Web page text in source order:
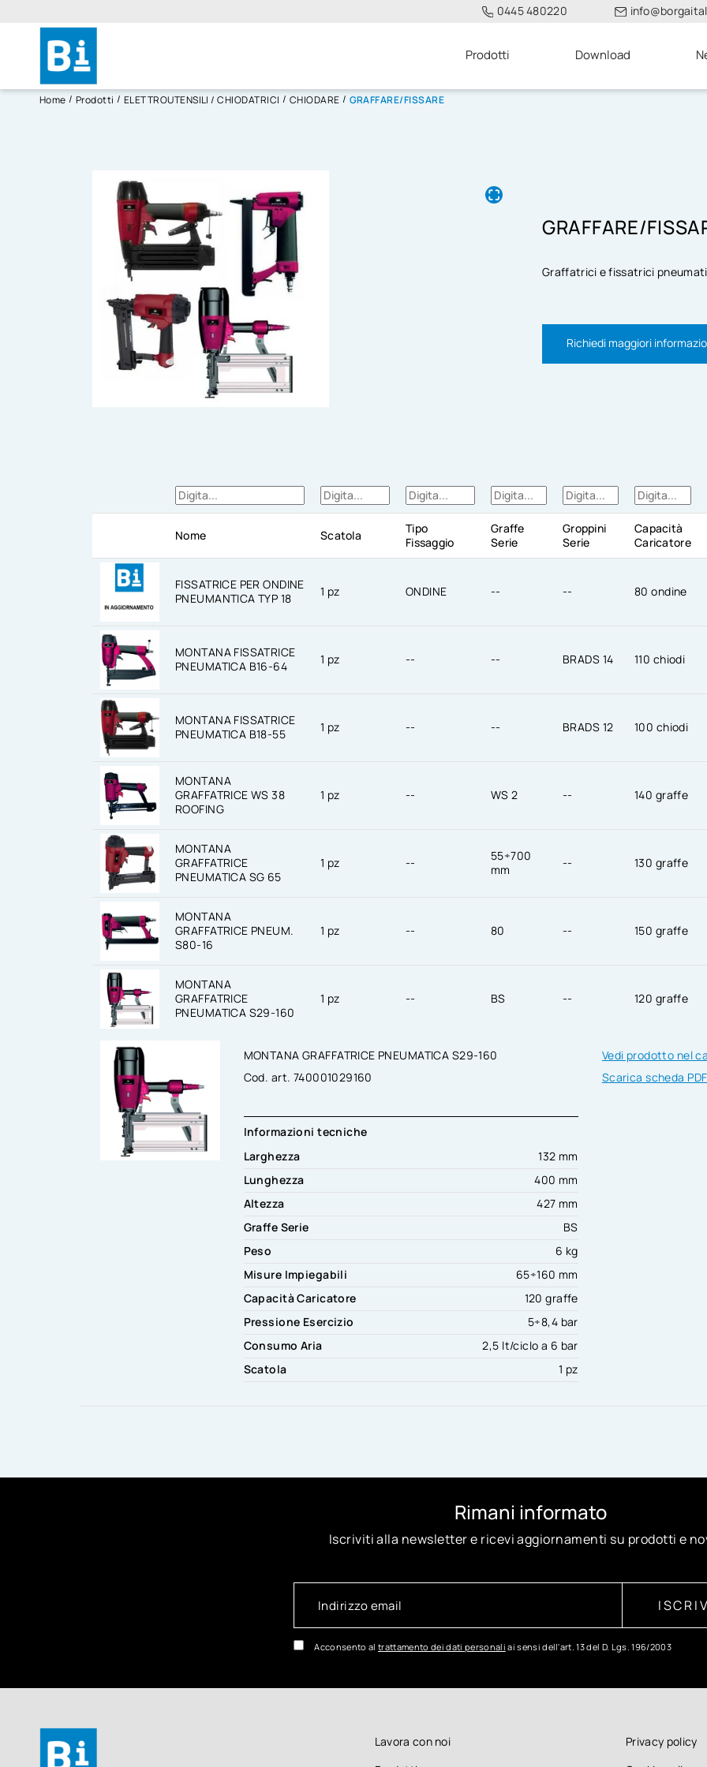
0445 480220
Prodotti Download
Home Prodotti ELETTROUTENSILI / CHIODATRICI CHIODARE GRAFFARE/FISSARE
GRAFFARE/
Graffatrici e fissatrici
Richiedi maggiori
Nome Scatola
Tipo
Fissaggio
Graffe
Serie
Groppini
Serie
Capacità
Caricatore
FISSATRICE PER ONDINE
PNEUMANTICA TYP 18
1 pz ONDINE -- -- 80 ondine
MONTANA FISSATRICE
PNEUMATICA B16-64
1 pz -- -- BRADS 14 110 chiodi
MONTANA FISSATRICE
PNEUMATICA B18-55
1 pz -- -- BRADS 12 100 chiodi
MONTANA
GRAFFATRICE WS 38
ROOFING
1 pz -- WS 2 -- 140 graffe
MONTANA
GRAFFATRICE
PNEUMATICA SG 65
1 pz --
55÷700
mm
-- 130 graffe
MONTANA
GRAFFATRICE PNEUM.
S80-16
1 pz -- 80 -- 150 graffe
MONTANA
GRAFFATRICE
PNEUMATICA S29-160
1 pz -- BS -- 120 graffe
MONTANA GRAFFATRICE PNEUMATICA S29-160
Cod. art. 740001029160
Informazioni tecniche
Larghezza
132 mm
Lunghezza
400 mm
Altezza
427 mm
Graffe Serie
BS
Peso
6 kg
Misure Impiegabili
65÷160 mm
Capacità Caricatore
120 graffe
Pressione Esercizio
5÷8,4 bar
Consumo Aria
2,5 lt/ciclo a 6 bar
Scatola
1 pz
Vedi prodotto nel
Scarica scheda PDF
Rimani informato
Iscriviti alla newsletter e ricevi aggiornamenti su prodotti e
Acconsento al trattamento dei dati personali ai sensi dell'art. 13 del D. Lgs. 196/2003
Lavora con noi
Privacy policy